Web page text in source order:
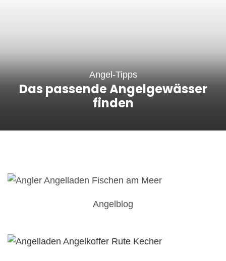
Angel-Tipps
Angeln vom Boot – diese
Möglichkeiten gibt es
Angelblog